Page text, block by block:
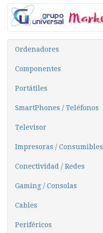
Ordenadores
Componentes
Portátiles
SmartPhones / Teléfonos
Televisor
Impresoras / Consumibles
Conectividad / Redes
Gaming / Consolas
Cables
Periféricos